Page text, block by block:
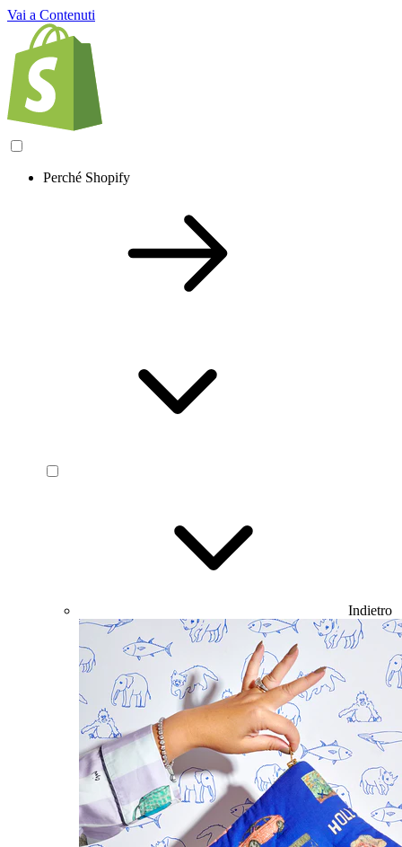
Vai a Contenuti
Perché Shopify
Indietro